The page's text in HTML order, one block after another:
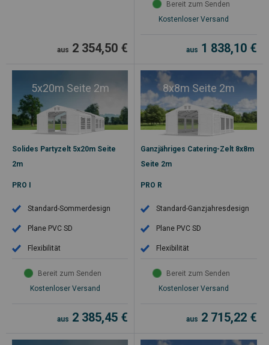
aus 2 354,50 €
Bereit zum Senden
Kostenloser Versand
aus 1 838,10 €
5x20m Seite 2m
Solides Partyzelt 5x20m Seite
2m
PRO I
Standard-Sommerdesign
Plane PVC SD
Flexibilität
Bereit zum Senden
Kostenloser Versand
aus 2 385,45 €
8x8m Seite 2m
Ganzjähriges Catering-Zelt 8x8m
Seite 2m
PRO R
Standard-Ganzjahresdesign
Plane PVC SD
Flexibilität
Bereit zum Senden
Kostenloser Versand
aus 2 715,22 €